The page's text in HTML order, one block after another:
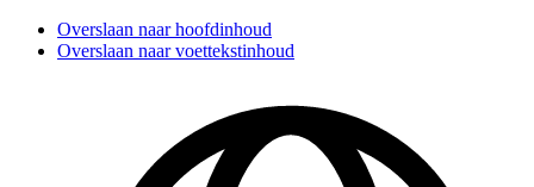
Overslaan naar hoofdinhoud
Overslaan naar voettekstinhoud